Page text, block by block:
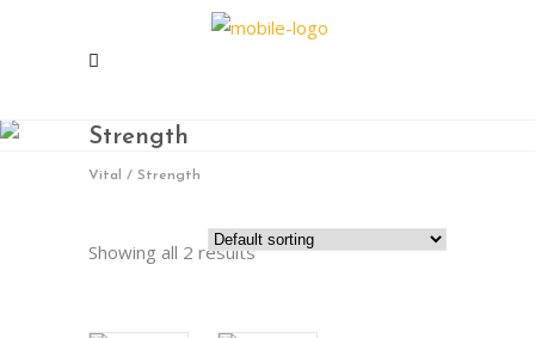
Strength
Vital / Strength
Showing all 2 results